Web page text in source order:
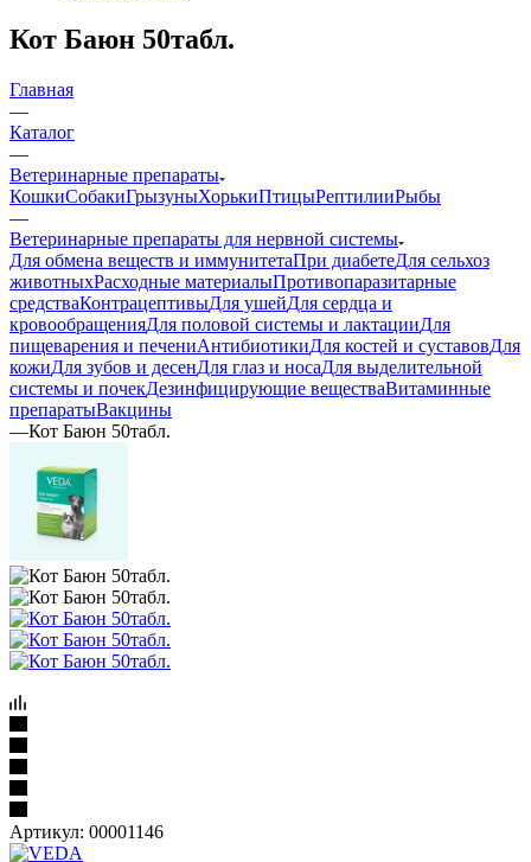
Кот Баюн 50табл.
Главная
—
Каталог
—
Ветеринарные препараты
КошкиСобакиГрызуныХорькиПтицыРептилииРыбы
—
Ветеринарные препараты для нервной системы
Для обмена веществ и иммунитетаПри диабетеДля сельхоз
животныхРасходные материалыПротивопаразитарные
средстваКонтрацептивыДля ушейДля сердца и
кровообращенияДля половой системы и лактацииДля
пищеварения и печениАнтибиотикиДля костей и суставовДля
кожиДля зубов и десенДля глаз и носаДля выделительной
системы и почекДезинфицирующие веществаВитаминные
препаратыВакцины
—Кот Баюн 50табл.
Артикул: 00001146